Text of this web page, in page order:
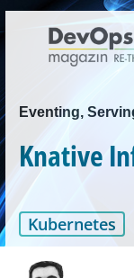
Eventing,
Knative
Kubernetes